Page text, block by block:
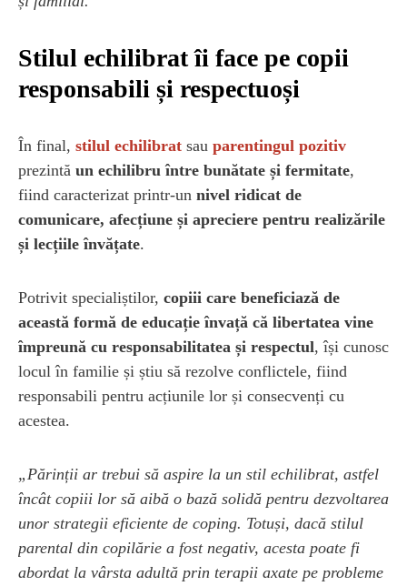
Stilul echilibrat îi face pe copii
responsabili și respectuoși
În final, stilul echilibrat sau parentingul pozitiv
prezintă un echilibru între bunătate și fermitate,
fiind caracterizat printr-un nivel ridicat de
comunicare, afecțiune și apreciere pentru realizările
și lecțiile învățate.
Potrivit specialiștilor, copiii care beneficiază de
această formă de educație învață că libertatea vine
împreună cu responsabilitatea și respectul, își cunosc
locul în familie și știu să rezolve conflictele, fiind
responsabili pentru acțiunile lor și consecvenți cu
acestea.
„Părinții ar trebui să aspire la un stil echilibrat, astfel
încât copiii lor să aibă o bază solidă pentru dezvoltarea
unor strategii eficiente de coping. Totuși, dacă stilul
parental din copilărie a fost negativ, acesta poate fi
abordat la vârsta adultă prin terapii axate pe probleme